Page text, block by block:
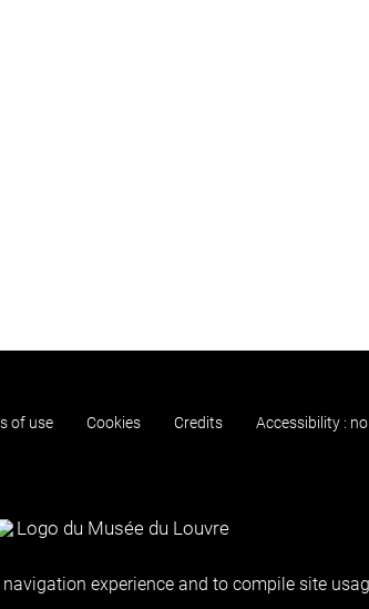
of use Cookies Credits Accessibility :
experience and to compile site